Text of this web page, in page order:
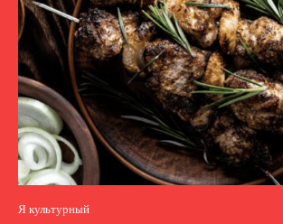
Я культурный